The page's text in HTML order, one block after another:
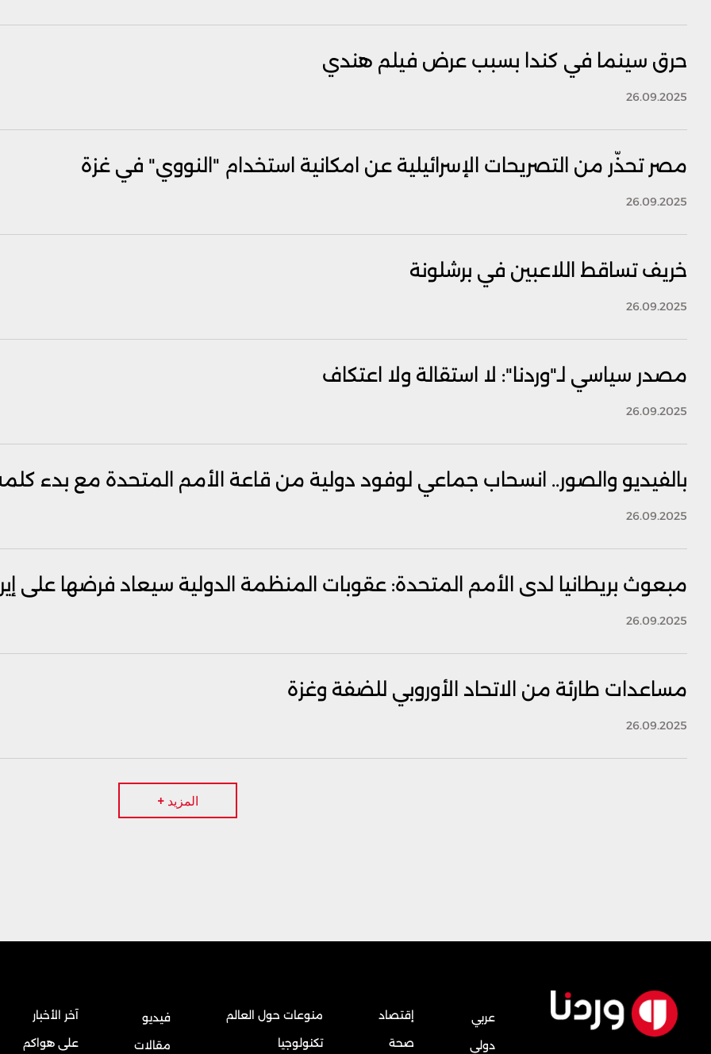
حرق سينما في كندا بسبب عرض فيلم هندي
26.09.2025
مصر تحذّر من التصريحات الإسرائيلية عن امكانية استخدام "النووي" في غزة
26.09.2025
خريف تساقط اللاعبين في برشلونة
26.09.2025
مصدر سياسي لـ"وردنا": لا استقالة ولا اعتكاف
26.09.2025
بالفيديو والصور.. انسحاب جماعي لوفود دولية من قاعة الأمم المتحدة ‏مع بدء
26.09.2025
مبعوث بريطانيا لدى الأمم المتحدة: عقوبات المنظمة الدولية سيعاد فرضها على
26.09.2025
مساعدات طارئة من الاتحاد الأوروبي للضفة وغزة
26.09.2025
المزيد +
عربي
دولي
إقتصاد
صحة
منوعات حول العالم
تكنولوجيا
فيديو
مقالات
آخر الأخبار
على هواكم